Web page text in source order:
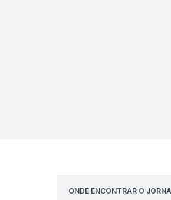
ONDE ENCONTRAR O